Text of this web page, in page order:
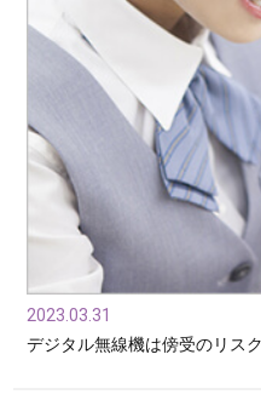
2023.03.31
デジタル無線機は傍受のリス